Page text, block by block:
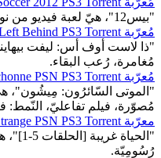
"بيس12"، هيّ لعبة فيديو من نوع رياضة كرة القدم.
مُعرّبة The Last Of Us Left Behind PS3 Torrent
"ذا لاست أوف أس: ليفت
مُغامرة، رُعب البقاء.
مُعرّبة The Walking Dead Michonne PSN PS3 Torrent
"الموتى السّائرُون: مِيشُون"،
مُصوّرة، فيلم تفاعليّ، النّمط:
معرّبة Life Is Strange PSN PS3 Torrent
رُسُومِيّة.